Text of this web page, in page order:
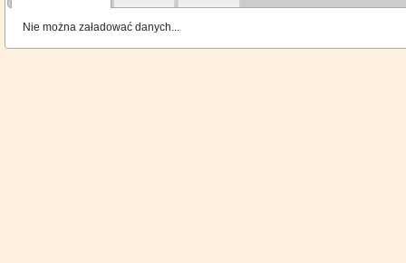
Nie można załadować danych...